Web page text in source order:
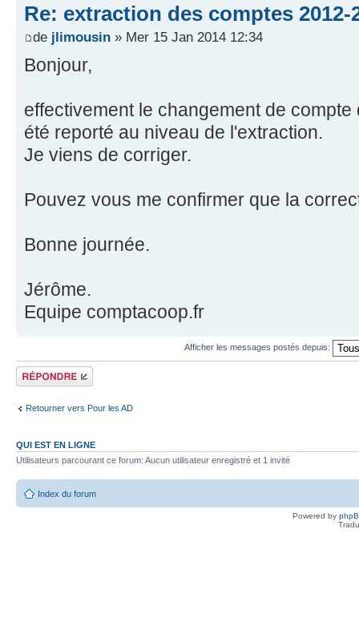
Re: extraction des comptes 2012-
de jlimousin » Mer 15 Jan 2014 12:34
Bonjour,
effectivement le changement de
été reporté au niveau de l'extraction.
Je viens de corriger.
Pouvez vous me confirmer que la
Bonne journée.
Jérôme.
Equipe comptacoop.fr
Afficher les messages postés depuis:
Répondre
Retourner vers Pour les AD
QUI EST EN LIGNE
Utilisateurs parcourant ce forum: Aucun utilisateur enregistré et 1 invité
Index du forum
Powered by